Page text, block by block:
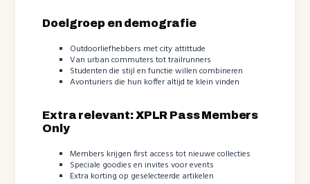
Doelgroep en demografie
Outdoorliefhebbers met city attittude
Van urban commuters tot trailrunners
Studenten die stijl en functie willen combineren
Avonturiers die hun koffer altijd te klein vinden
Extra relevant: XPLR Pass Members
Only
Members krijgen first access tot nieuwe collecties
Speciale goodies en invites voor events
Extra korting op geselecteerde artikelen